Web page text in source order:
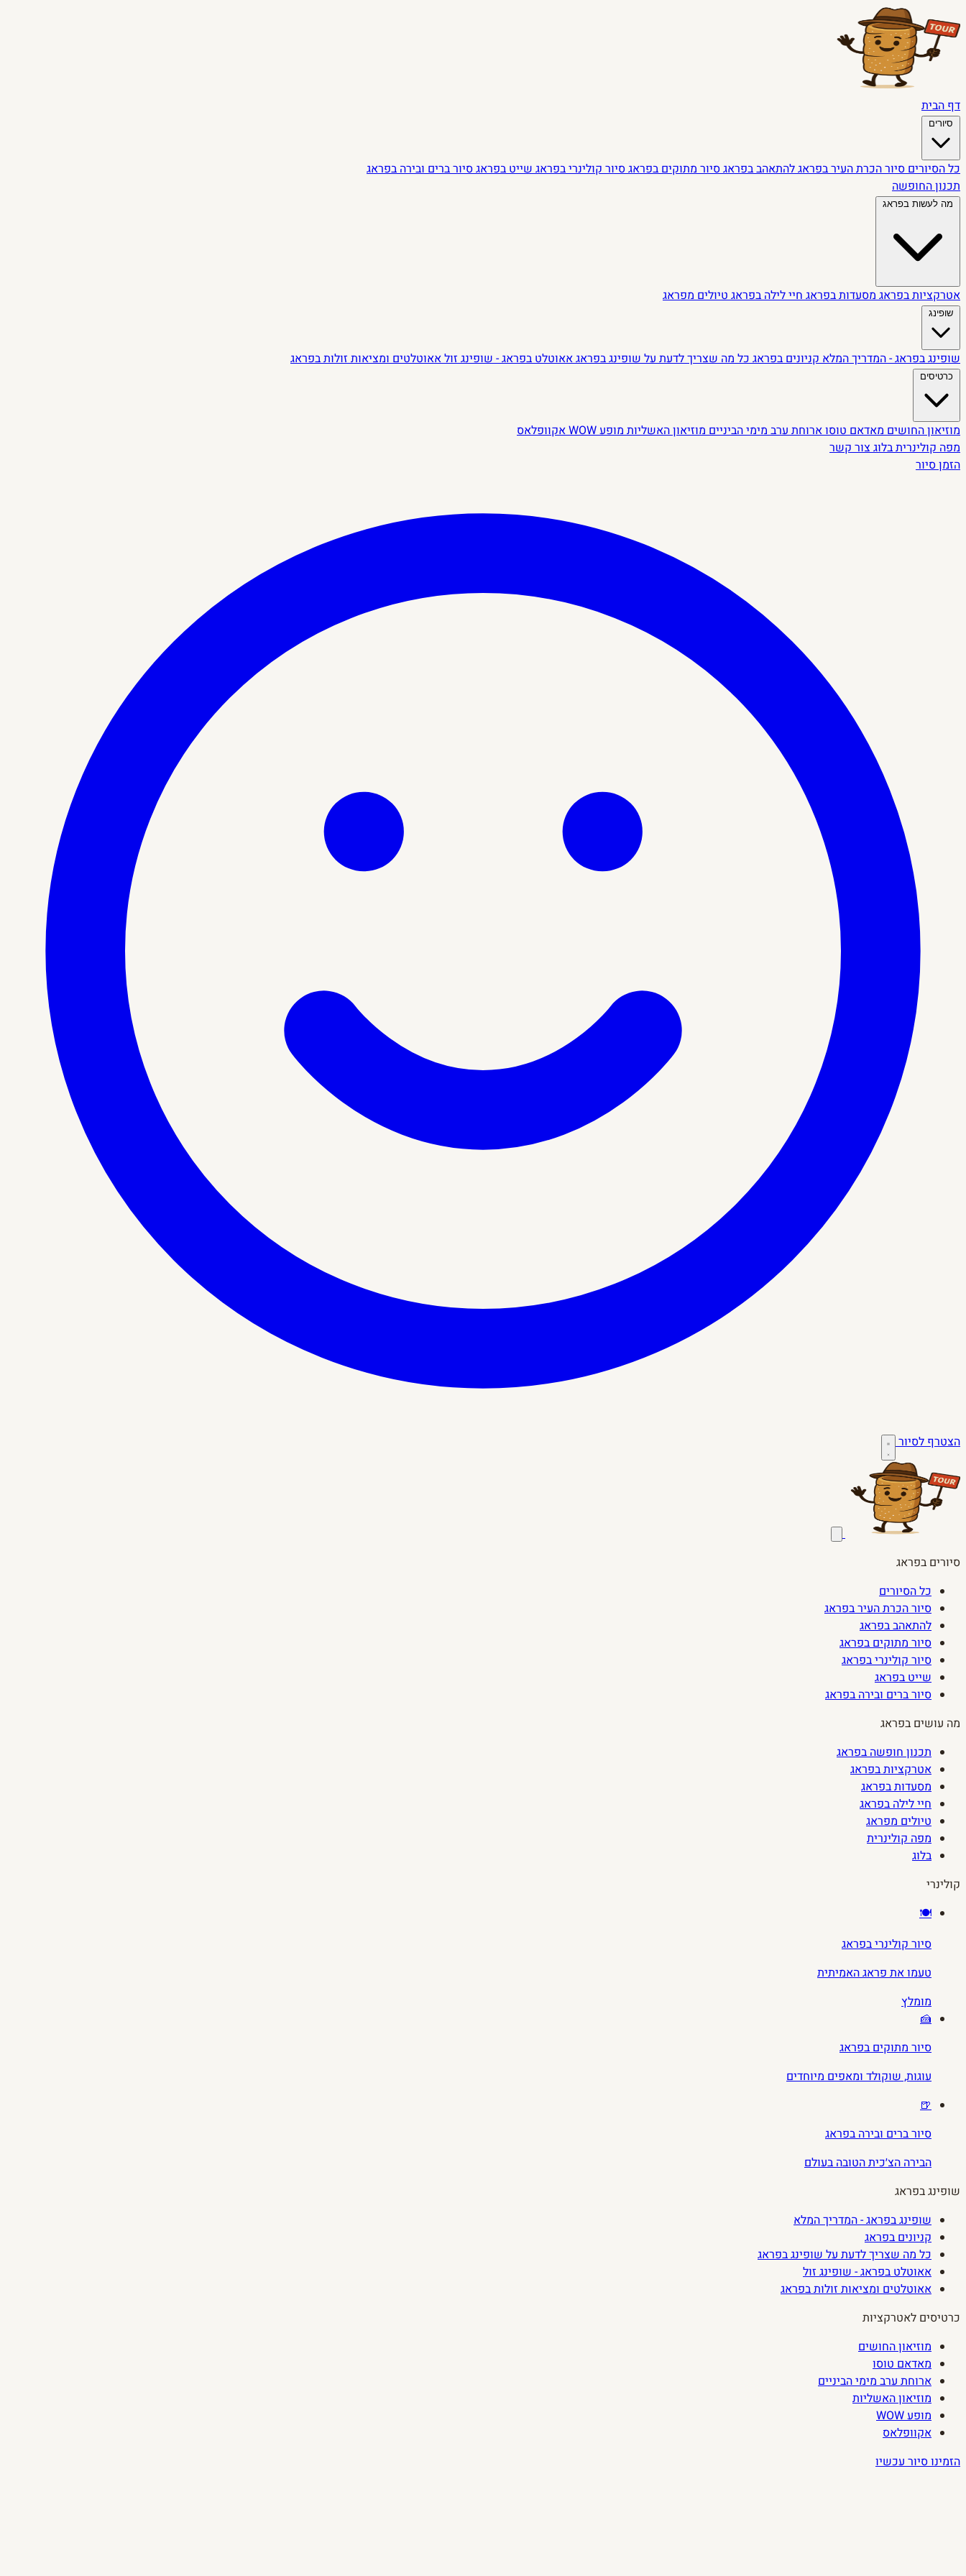
דף הבית
סיורים
כל הסיוריםסיור הכרת העיר בפראגלהתאהב בפראגסיור מתוקים בפראגסיור קולינרי בפראגשייט בפראגסיור ברים ובירה בפראג
תכנון החופשה
מה לעשות בפראג
אטרקציות בפראגמסעדות בפראגחיי לילה בפראגטיולים מפראג
שופינג
שופינג בפראג - המדריך המלאקניונים בפראגכל מה שצריך לדעת על שופינג בפראגאאוטלט בפראג - שופינג זולאאוטלטים ומציאות זולות בפראג
כרטיסים
מוזיאון החושיםמאדאם טוסוארוחת ערב מימי הבינייםמוזיאון האשליותמופע WOW
אקוופלאס
מפה קולינריתבלוגצור קשר
הזמן סיור
הצטרף לסיור
סיורים בפראג
כל הסיורים
סיור הכרת העיר בפראג
להתאהב בפראג
סיור מתוקים בפראג
סיור קולינרי בפראג
שייט בפראג
סיור ברים ובירה בפראג
מה עושים בפראג
תכנון חופשה בפראג
אטרקציות בפראג
מסעדות בפראג
חיי לילה בפראג
טיולים מפראג
מפה קולינרית
בלוג
קולינרי
🍽️
סיור קולינרי בפראג
טעמו את פראג האמיתית
מומלץ
🍰
סיור מתוקים בפראג
עוגות, שוקולד ומאפים מיוחדים
🍺
סיור ברים ובירה בפראג
הבירה הצ׳כית הטובה בעולם
שופינג בפראג
שופינג בפראג - המדריך המלא
קניונים בפראג
כל מה שצריך לדעת על שופינג בפראג
אאוטלט בפראג - שופינג זול
אאוטלטים ומציאות זולות בפראג
כרטיסים לאטרקציות
מוזיאון החושים
מאדאם טוסו
ארוחת ערב מימי הביניים
מוזיאון האשליות
מופע WOW
אקוופלאס
הזמינו סיור עכשיו